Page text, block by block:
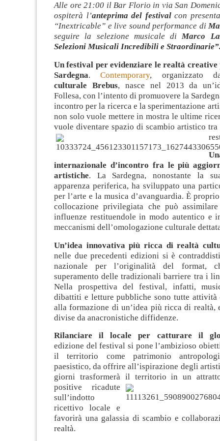
Alle ore 21:00 il Bar Florio in via San
ospiterà l’anteprima del festivalcon
“Inextricable” e live sound performance di
seguire la selezione musicale diMarco
Selezioni Musicali Incredibili e
Un festival per evidenziare le realtà creative
Sardegna.Contemporary, organizzato
culturale Brebus, nasce nel 2013 da
Follesa, con l’intento di promuovere la
incontro per la ricerca e la sperimentazione
non solo vuole mettere in mostra le ultime
vuole diventare spazio di scambio artistico tra
internazionale d’incontro fra le più
artistiche. La Sardegna, nonostante la
apparenza periferica, ha sviluppato una
per l’arte e la musica d’avanguardia. È
collocazione privilegiata che può
influenze restituendole in modo autentico e
meccanismi dell’omologazione culturale
Un’idea innovativa più ricca di realtà
nelle due precedenti edizioni si è
nazionale per l’originalità del format,
superamento delle tradizionali barriere tra i
Nella prospettiva del festival, infatti,
dibattiti e letture pubbliche sono tutte attività
alla formazione di un’idea più ricca di realtà,
divise da anacronistiche diffidenze.
Rilanciare il locale per catturare il
edizione del festival si pone l’ambizioso
il territorio come patrimonio
paesistico, da offrire all’ispirazione degli
giorni trasformerà il territorio in un
positive ricadute
sull’indotto
ricettivo locale e
favorirà una galassia di scambio e
realtà.